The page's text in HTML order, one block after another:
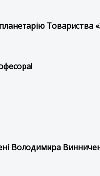
Товариства
Володимира